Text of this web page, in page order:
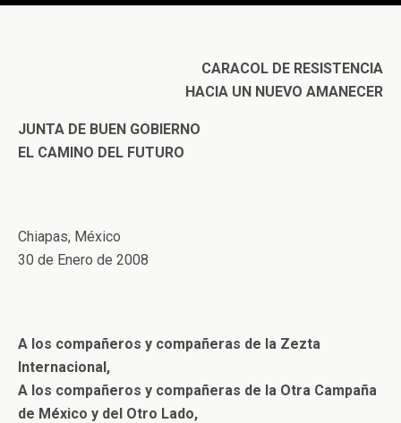
CARACOL DE RESISTENCIA
HACIA UN NUEVO AMANECER
JUNTA DE BUEN GOBIERNO
EL CAMINO DEL FUTURO
Chiapas, México
30 de Enero de 2008
A los compañeros y compañeras de la Zezta
Internacional,
A los compañeros y compañeras de la Otra Campaña
de México y del Otro Lado,